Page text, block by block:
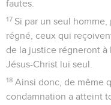
fautes.
17 Si par un seul
régné, ceux qui
de la justice régneront à
Jésus-Christ lui seul.
18 Ainsi donc, de même
condamnation a atteint